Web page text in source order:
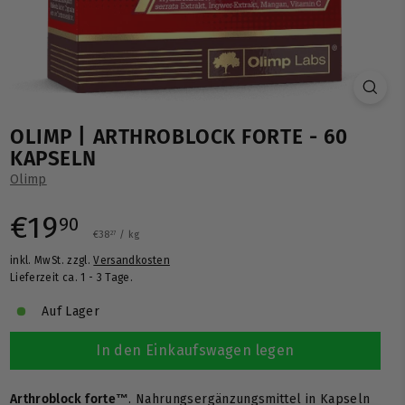
OLIMP | ARTHROBLOCK FORTE - 60
KAPSELN
Olimp
Normaler
Preis
€1990 €19,90
€3827 €38,27
/ kg
inkl. MwSt. zzgl.Versandkosten
Lieferzeit ca. 1 - 3 Tage.
Auf Lager
In den Einkaufswagen legen
Arthroblock forte™. Nahrungsergänzungsmittel in Kapseln